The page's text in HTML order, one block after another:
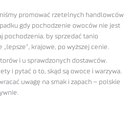
promować rzetelnych handlowców
gdy pochodzenie owoców nie jest
pochodzenia, by sprzedać tanio
krajowe, po wyższej cenie.
i u sprawdzonych dostawców.
i pytać o to, skąd są owoce i warzywa.
uwagę na smak i zapach – polskie